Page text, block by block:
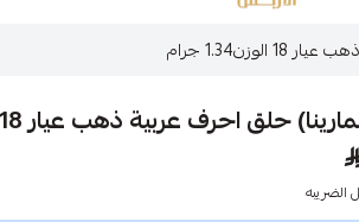
جرام
حلق احرف عربية ذهب عيار 18 الوزن1.34 جرام
الضريبه